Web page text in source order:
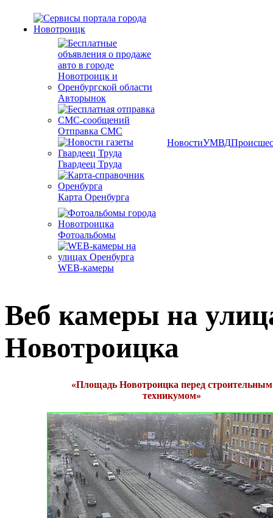
Авторынок
Отправка СМС
Гвардеец Труда
Карта Оренбурга
Фотоальбомы
WEB-камеры
НовостиУМВД
Веб камеры на
Новотроицка
«Площадь Новотроицка перед строительным
техникумом»